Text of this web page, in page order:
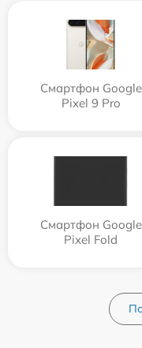
Смартфон Google
Pixel 9 Pro
Смартфон Google
Pixel Fold